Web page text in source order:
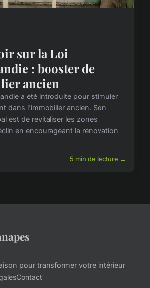
sur la Loi
: booster de
ancien
a été introduite pour stimuler
dans l'immobilier ancien. Son
est de revitaliser les zones
en encourageant la rénovation
5 min de lecture →
pour transformer votre intérieur
Contact